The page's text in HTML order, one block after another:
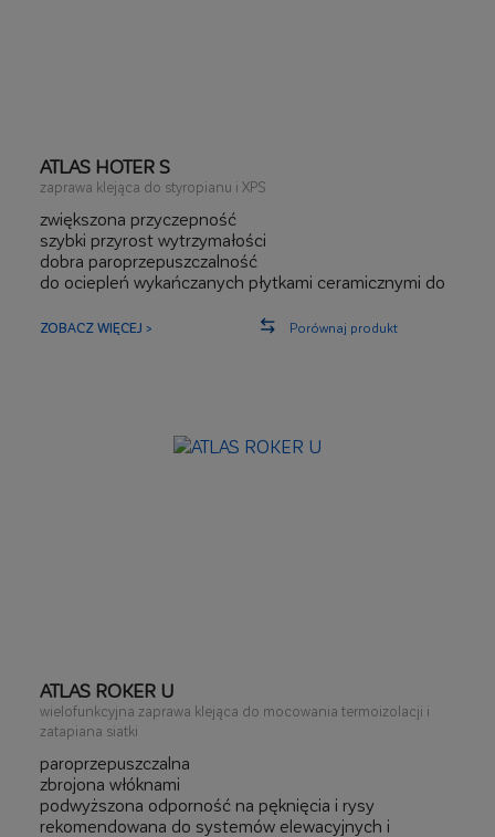
ATLAS HOTER S
zaprawa klejąca do styropianu i XPS
zwiększona przyczepność
szybki przyrost wytrzymałości
dobra paroprzepuszczalność
do ociepleń wykańczanych płytkami ceramicznymi do
ZOBACZ WIĘCEJ > Porównaj produkt
ATLAS ROKER U
wielofunkcyjna zaprawa klejąca do mocowania termoizolacji i
zatapiana siatki
paroprzepuszczalna
zbrojona włóknami
podwyższona odporność na pęknięcia i rysy
rekomendowana do systemów elewacyjnych i